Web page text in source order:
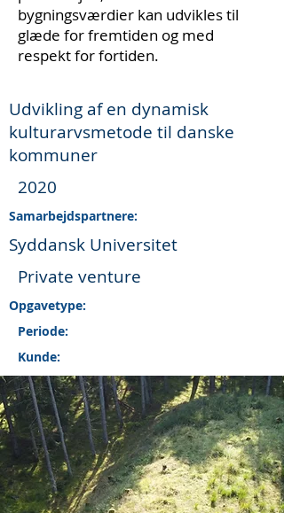
bygningsværdier kan udvikles til
glæde for fremtiden og med
respekt for fortiden.
Udvikling af en dynamisk
kulturarvsmetode til danske
kommuner
2020
Samarbejdspartnere:
Syddansk Universitet
Private venture
Opgavetype:
Periode:
Kunde: